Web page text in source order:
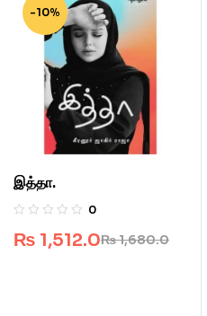
-10%
இத்தா.
0
₨1,680.0
₨ 1,512.0